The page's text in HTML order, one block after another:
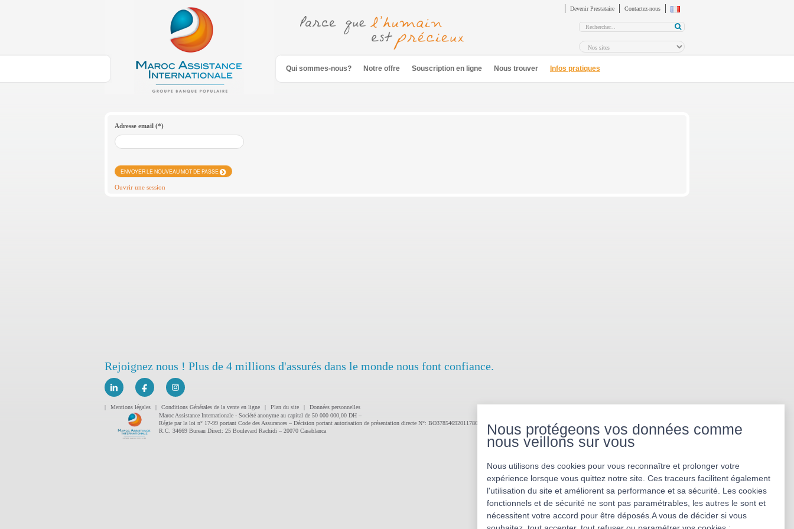
Devenir Prestataire Contactez-nous
Qui sommes-nous? Notre offre Souscription en ligne Nous trouver Infos pratiques
Adresse email (*)
ENVOYER LE NOUVEAU MOT DE PASSE
Ouvrir une session
Rejoignez nous ! Plus de 4 millions d'assurés dans le monde nous font confiance.
| Mentions légales | Conditions Générales de la vente en ligne | Plan du site |
Données personnelles
Maroc Assistance Internationale - Société anonyme au capital de 50 000 000,00 DH –
Régie par la loi n° 17-99 portant Code des Assurances – Décision portant autorisation de présentation directe N°: BO3785469201178020 du 17 janvier 2011 -
R.C. 34669 Bureau Direct: 25 Boulevard Rachidi – 20070 Casablanca
Nous protégeons vos données comme
nous veillons sur vous
Nous utilisons des cookies pour vous reconnaître et prolonger votre
expérience lorsque vous quittez notre site. Ces traceurs facilitent également
l'utilisation du site et améliorent sa performance et sa sécurité. Les cookies
fonctionnels et de sécurité ne sont pas paramétrables, les autres le sont et
nécessitent votre accord pour être déposés.A vous de décider si vous